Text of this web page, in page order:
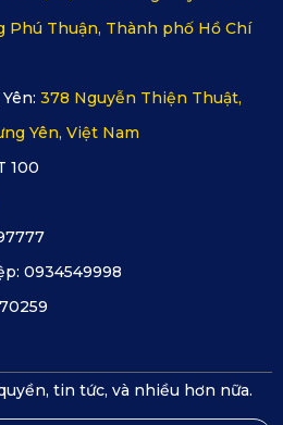
Escalade của KATA đạt tiêu
Châu Âu
Phú Thuận, Thành phố Hồ Chí
378 Nguyễn Thiện Thuật,
Yên, Việt Nam
100
0934549998
tin tức, và nhiều hơn nữa.